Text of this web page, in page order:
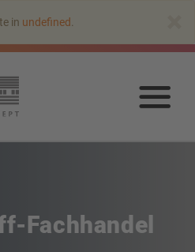
in undefined
Fachhandel